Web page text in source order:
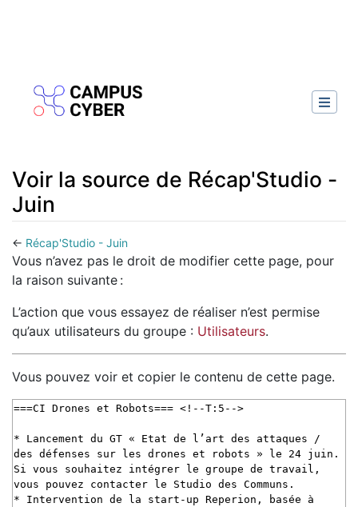
Voir la source de Récap'Studio -
Juin
← Récap'Studio - Juin
Aller à :navigation, rechercher
Vous n’avez pas le droit de modifier cette page, pour
la raison suivante :
L’action que vous essayez de réaliser n’est permise
qu’aux utilisateurs du groupe : Utilisateurs.
Vous pouvez voir et copier le contenu de cette page.